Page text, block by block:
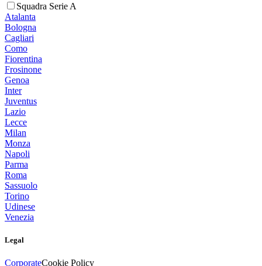
Squadra Serie A
Atalanta
Bologna
Cagliari
Como
Fiorentina
Frosinone
Genoa
Inter
Juventus
Lazio
Lecce
Milan
Monza
Napoli
Parma
Roma
Sassuolo
Torino
Udinese
Venezia
Legal
CorporateCookie Policy